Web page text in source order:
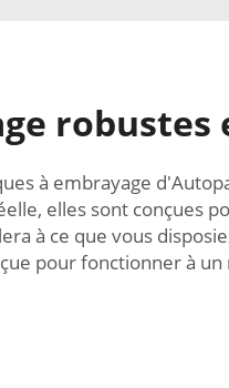
robustes
à embrayage
elles sont conçues
à ce que vous
pour fonctionner à